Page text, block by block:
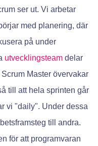
ser ut. Vi arbetar
med planering, där
på under
utvecklingsteam delar
Master övervakar
till att hela sprinten går
vi "daily". Under dessa
till andra.
för att programvaran